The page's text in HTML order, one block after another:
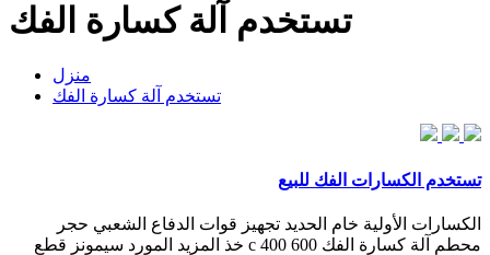
تستخدم آلة كسارة الفك
منزل
تستخدم آلة كسارة الفك
تستخدم الكسارات الفك للبيع
الكسارات الأولية خام الحديد تجهيز قوات الدفاع الشعبي حجر
محطم آلة كسارة الفك c 400 600 خذ المزيد المورد سيمونز قطع